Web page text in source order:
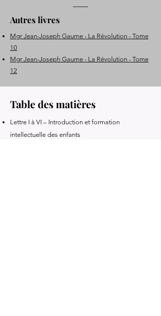
Autres livres
Mgr Jean-Joseph Gaume - La Révolution - Tome
10
Mgr Jean-Joseph Gaume - La Révolution - Tome
12
Table des matières
Lettre I à VI – Introduction et formation
intellectuelle des enfants